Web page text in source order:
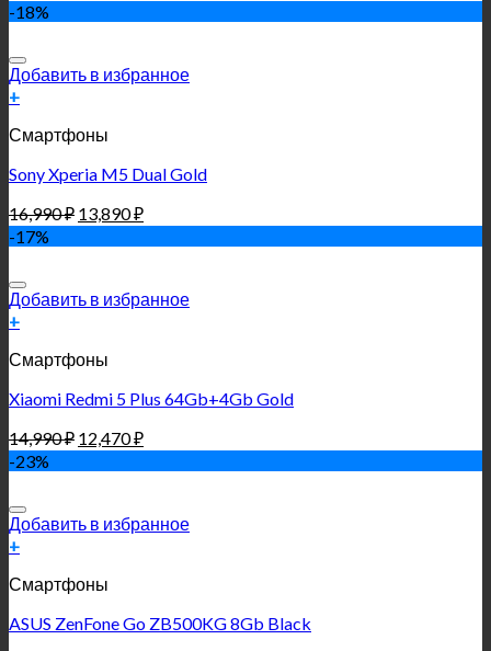
-18%
Добавить в избранное
+
Смартфоны
Sony Xperia M5 Dual Gold
16,990₽ 13,890₽
-17%
Добавить в избранное
+
Смартфоны
Xiaomi Redmi 5 Plus 64Gb+4Gb Gold
14,990₽ 12,470₽
-23%
Добавить в избранное
+
Смартфоны
ASUS ZenFone Go ZB500KG 8Gb Black